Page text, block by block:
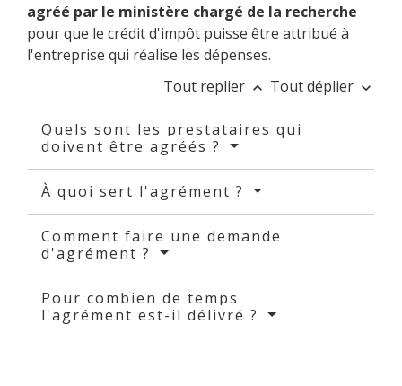
agréé par le ministère chargé de la recherche
pour que le crédit d'impôt puisse être attribué à
l'entreprise qui réalise les dépenses.
Tout replier keyboard_arrow_up Tout déplier keyboard_arrow_down
Quels sont les prestataires qui
doivent être agréés ?
À quoi sert l'agrément ?
Comment faire une demande
d'agrément ?
Pour combien de temps
l'agrément est-il délivré ?